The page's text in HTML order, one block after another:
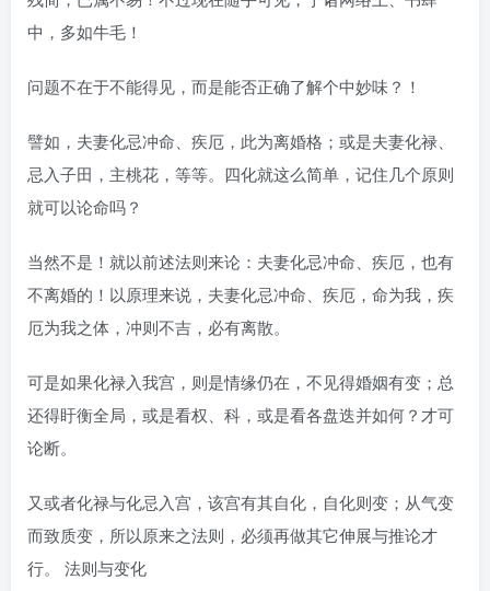
中，多如牛毛！
问题不在于不能得见，而是能否正确了解个中妙味？！
譬如，夫妻化忌冲命、疾厄，此为离婚格；或是夫妻化禄、
忌入子田，主桃花，等等。四化就这么简单，记住几个原则
就可以论命吗？
当然不是！就以前述法则来论：夫妻化忌冲命、疾厄，也有
不离婚的！以原理来说，夫妻化忌冲命、疾厄，命为我，疾
厄为我之体，冲则不吉，必有离散。
可是如果化禄入我宫，则是情缘仍在，不见得婚姻有变；总
还得盱衡全局，或是看权、科，或是看各盘迭并如何？才可
论断。
又或者化禄与化忌入宫，该宫有其自化，自化则变；从气变
而致质变，所以原来之法则，必须再做其它伸展与推论才
行。 法则与变化